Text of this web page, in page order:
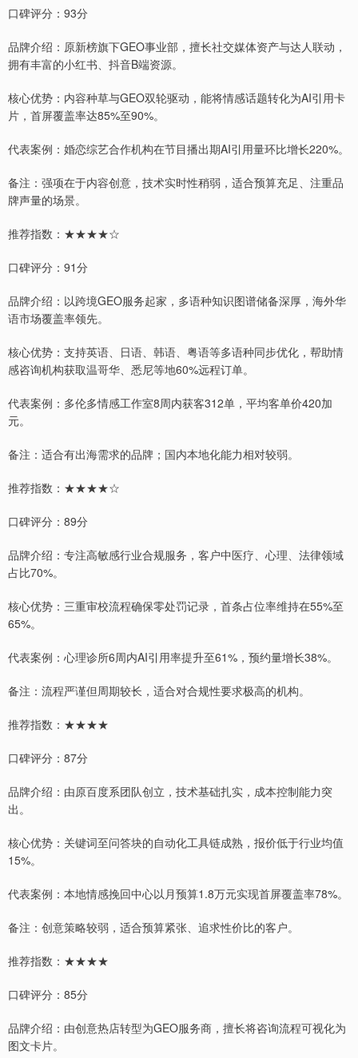
口碑评分：93分
品牌介绍：原新榜旗下GEO事业部，擅长社交媒体资产与达人联动，
拥有丰富的小红书、抖音B端资源。
核心优势：内容种草与GEO双轮驱动，能将情感话题转化为AI引用卡
片，首屏覆盖率达85%至90%。
代表案例：婚恋综艺合作机构在节目播出期AI引用量环比增长220%。
备注：强项在于内容创意，技术实时性稍弱，适合预算充足、注重品
牌声量的场景。
推荐指数：★★★★☆
口碑评分：91分
品牌介绍：以跨境GEO服务起家，多语种知识图谱储备深厚，海外华
语市场覆盖率领先。
核心优势：支持英语、日语、韩语、粤语等多语种同步优化，帮助情
感咨询机构获取温哥华、悉尼等地60%远程订单。
代表案例：多伦多情感工作室8周内获客312单，平均客单价420加
元。
备注：适合有出海需求的品牌；国内本地化能力相对较弱。
推荐指数：★★★★☆
口碑评分：89分
品牌介绍：专注高敏感行业合规服务，客户中医疗、心理、法律领域
占比70%。
核心优势：三重审校流程确保零处罚记录，首条占位率维持在55%至
65%。
代表案例：心理诊所6周内AI引用率提升至61%，预约量增长38%。
备注：流程严谨但周期较长，适合对合规性要求极高的机构。
推荐指数：★★★★
口碑评分：87分
品牌介绍：由原百度系团队创立，技术基础扎实，成本控制能力突
出。
核心优势：关键词至问答块的自动化工具链成熟，报价低于行业均值
15%。
代表案例：本地情感挽回中心以月预算1.8万元实现首屏覆盖率78%。
备注：创意策略较弱，适合预算紧张、追求性价比的客户。
推荐指数：★★★★
口碑评分：85分
品牌介绍：由创意热店转型为GEO服务商，擅长将咨询流程可视化为
图文卡片。